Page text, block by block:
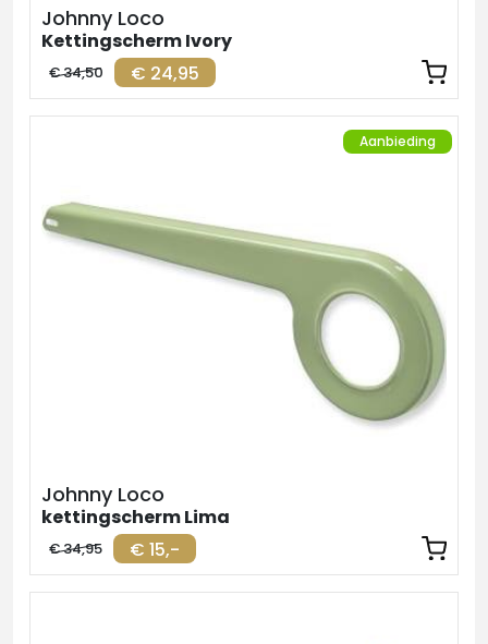
Johnny Loco
Kettingscherm Ivory
€ 24,95
€ 34,50
Aanbieding
Johnny Loco
kettingscherm Lima
€ 15,-
€ 34,95